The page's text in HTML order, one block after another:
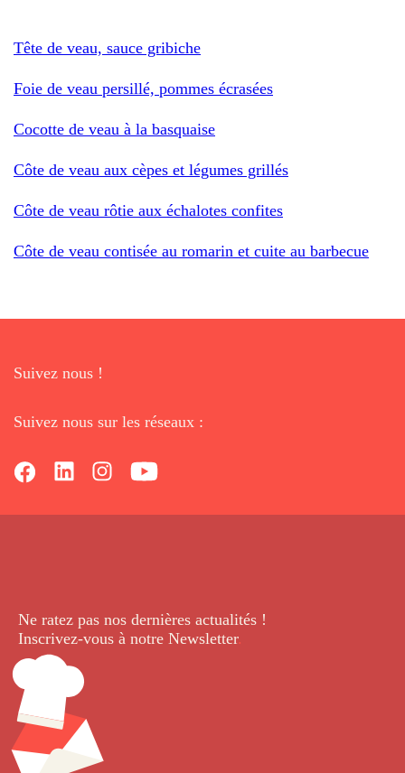
Tête de veau, sauce gribiche
Foie de veau persillé, pommes écrasées
Cocotte de veau à la basquaise
Côte de veau aux cèpes et légumes grillés
Côte de veau rôtie aux échalotes confites
Côte de veau contisée au romarin et cuite au barbecue
Suivez nous !
Suivez nous sur les réseaux :
Ne ratez pas nos dernières actualités !
Inscrivez-vous à notre Newsletter.